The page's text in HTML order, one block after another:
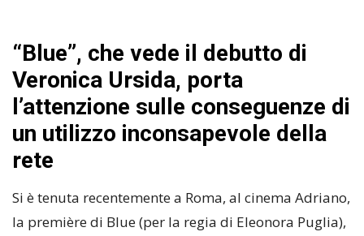
“Blue”, che vede il debutto di
Veronica Ursida, porta
l’attenzione sulle conseguenze di
un utilizzo inconsapevole della
rete
Si è tenuta recentemente a Roma, al cinema Adriano,
la première di Blue (per la regia di Eleonora Puglia),